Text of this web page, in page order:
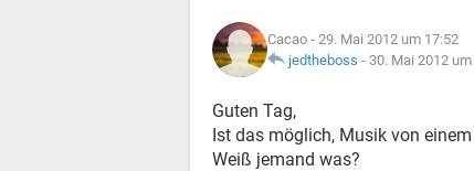
Cacao - 29. Mai 2012 um 17:52
jedtheboss - 30. Mai 2012
Guten Tag,
Ist das möglich, Musik von
Weiß jemand was?